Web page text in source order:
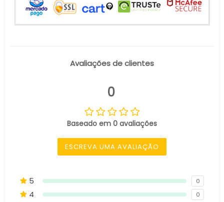
Avaliações de clientes
0
Baseado em 0 avaliações
ESCREVA UMA AVALIAÇÃO
5 0
4 0